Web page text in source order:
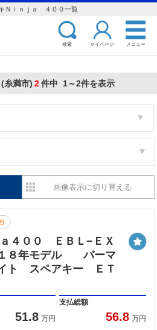
Ｎｉｎｊａ ４００一覧
検索 マイページ メニュー
糸満市) 2件中 1～2件を表示
画像表示に切り替える
４００ ＥＢＬ−ＥＸ
８年モデル バーマ
ト スペアキー ＥＴ
51.8 万円
支払総額
56.8 万円